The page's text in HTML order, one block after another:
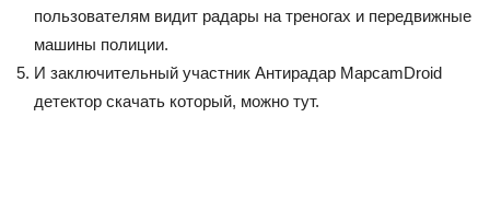
пользователям видит радары на треногах и передвижные
машины полиции.
И заключительный участник Антирадар MapcamDroid
детектор скачать который, можно тут.